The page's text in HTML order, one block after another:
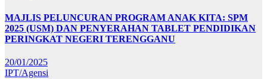
MAJLIS PELUNCURAN PROGRAM ANAK KITA: SPM
2025 (USM) DAN PENYERAHAN TABLET PENDIDIKAN
PERINGKAT NEGERI TERENGGANU
20/01/2025
IPT/Agensi